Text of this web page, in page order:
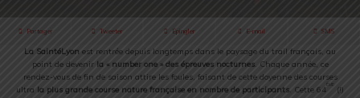
Partager Tweeter Épingler E-mail SMS
La SaintéLyon est rentrée depuis longtemps dans le paysage du trail français, au
point de devenir la « number one » des épreuves nocturnes. Chaque année, ce
rendez-vous de fin de saison attire les foules, faisant de cette doyenne des courses
ultra la plus grande course nature française en nombre de participants. Cette 64
ème
(!)